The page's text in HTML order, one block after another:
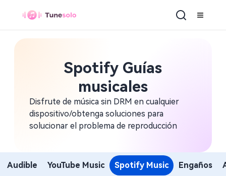
Spotify Guías
musicales
Disfrute de música sin DRM en cualquier
dispositivo/obtenga soluciones para
solucionar el problema de reproducción
Audible YouTube Music Spotify Music Engaños